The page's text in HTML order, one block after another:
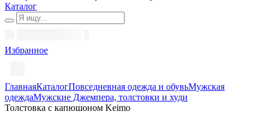
Каталог
Избранное
ГлавнаяКаталогПовседневная одежда и обувьМужская
одеждаМужские Джемпера, толстовки и худи
Толстовка с капюшоном Keimo